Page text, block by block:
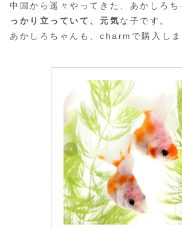
中国から遥々やってきた、あかしろち
っかり立っていて、元気な子です。
あかしろちゃんも、charmで購入しま